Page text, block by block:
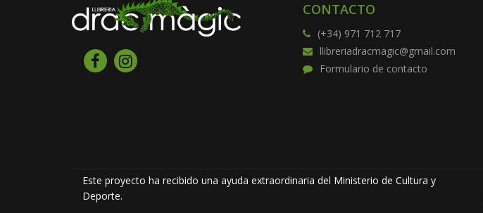
CONTACTO
(+34) 971 712 717
llibreriadracmagic@gmail.com
Formulario de contacto
Este proyecto ha recibido una ayuda extraordinaria del Ministerio de Cultura y
Deporte.